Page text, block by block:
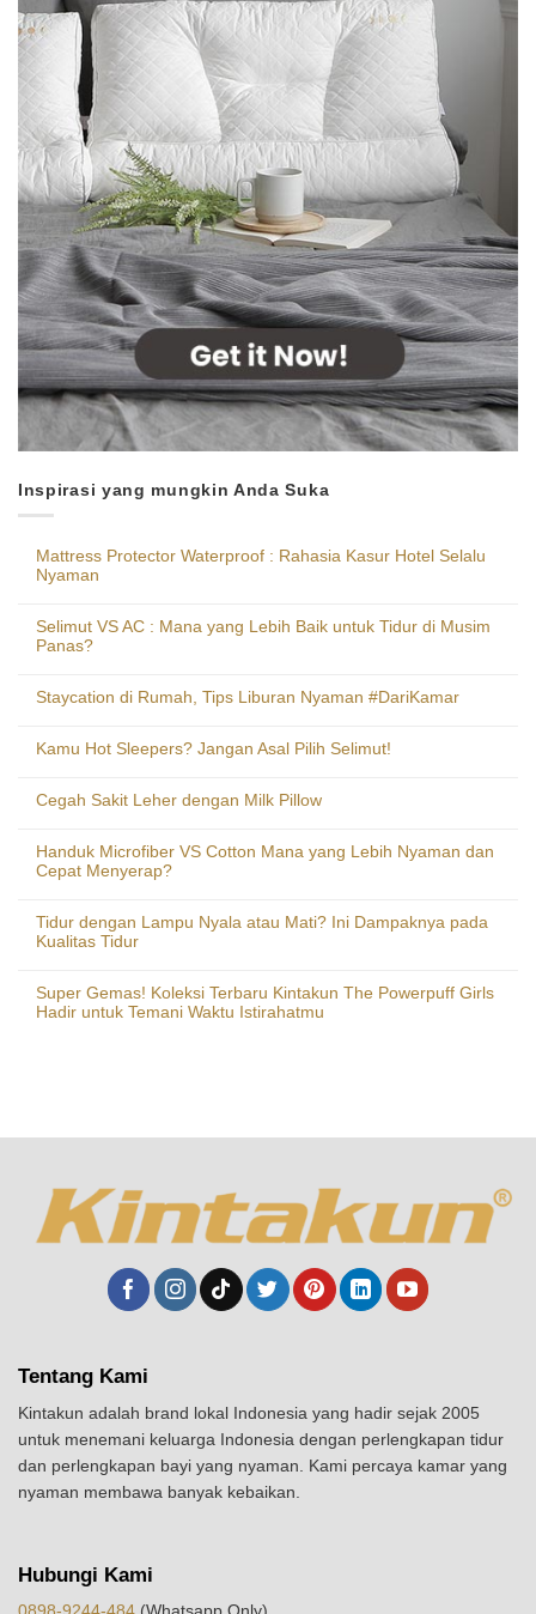
Inspirasi yang mungkin Anda Suka
Mattress Protector Waterproof : Rahasia Kasur Hotel Selalu
Nyaman
Selimut VS AC : Mana yang Lebih Baik untuk Tidur di Musim
Panas?
Staycation di Rumah, Tips Liburan Nyaman #DariKamar
Kamu Hot Sleepers? Jangan Asal Pilih Selimut!
Cegah Sakit Leher dengan Milk Pillow
Handuk Microfiber VS Cotton Mana yang Lebih Nyaman dan
Cepat Menyerap?
Tidur dengan Lampu Nyala atau Mati? Ini Dampaknya pada
Kualitas Tidur
Super Gemas! Koleksi Terbaru Kintakun The Powerpuff Girls
Hadir untuk Temani Waktu Istirahatmu
Tentang Kami
Kintakun adalah brand lokal Indonesia yang hadir sejak 2005
untuk menemani keluarga Indonesia dengan perlengkapan tidur
dan perlengkapan bayi yang nyaman. Kami percaya kamar yang
nyaman membawa banyak kebaikan.
Hubungi Kami